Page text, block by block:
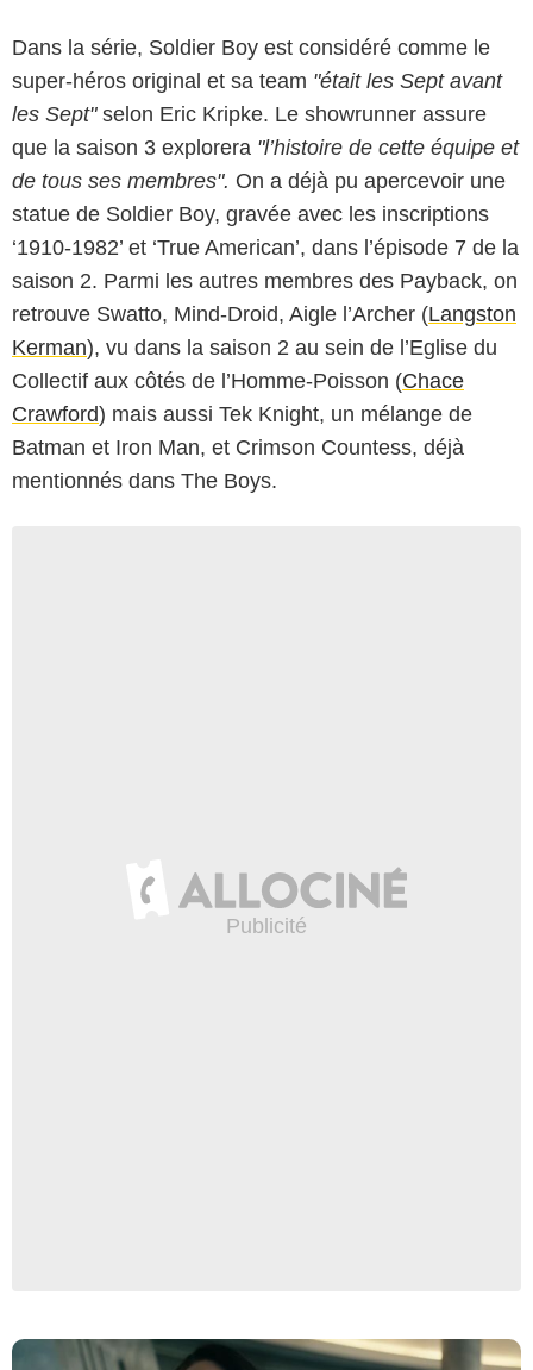
Dans la série, Soldier Boy est considéré comme le
super-héros original et sa team "était les Sept avant
les Sept"selon Eric Kripke. Le showrunner assure
que la saison 3 explorera "l’histoire de cette équipe et
de tous ses membres". On a déjà pu apercevoir une
statue de Soldier Boy, gravée avec les inscriptions
‘1910-1982’ et ‘True American’, dans l’épisode 7 de la
saison 2. Parmi les autres membres des Payback, on
retrouve Swatto, Mind-Droid, Aigle l’Archer (Langston
Kerman), vu dans la saison 2 au sein de l’Eglise du
Collectif aux côtés de l’Homme-Poisson (Chace
Crawford) mais aussi Tek Knight, un mélange de
Batman et Iron Man, et Crimson Countess, déjà
mentionnés dans The Boys.